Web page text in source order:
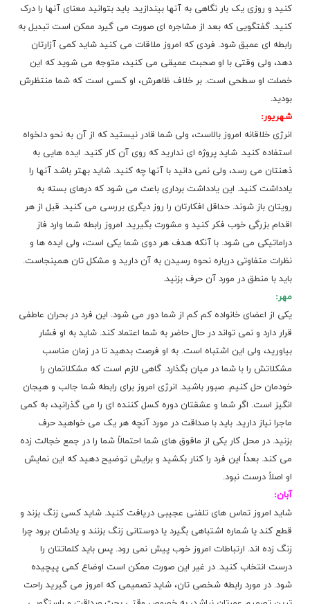
کنید و روزی یک بار نگاهی به آنها بیندازید. باید بتوانید معنای آنها را درک
کنید. گفتگویی که بعد از مشاجره ای صورت می گیرد ممکن است تبدیل به
رابطه ای عمیق شود. فردی که امروز ملاقات می کنید شاید کمی آزارتان
دهد، ولی وقتی با او صحبت عمیقی می کنید، متوجه می شوید که این
خصلت او سطحی است. بر خلاف ظاهرش، او کسی است که شما منتظرش
بودید.
شهریور:
انرژی خلاقانه امروز بالاست، ولی شما قادر نیستید که از آن به نحو دلخواه
استفاده کنید. شاید پروژه ای ندارید که روی آن کار کنید. ایده هایی به
ذهنتان می رسد، ولی نمی دانید با آنها چه کنید. شاید بهتر باشد آنها را
یادداشت کنید. این یادداشت برداری باعث می شود که درهای بسته به
رویتان باز شوند. حداقل افکارتان را روز دیگری بررسی می کنید. قبل از هر
اقدام بزرگی خوب فکر کنید و مشورت بگیرید. امروز رابطه شما وارد فاز
دراماتیکی می شود. با آنکه هدف هر دوی شما یکی است، ولی ایده ها و
نظرات متفاوتی درباره نحوه رسیدن به آن دارید و مشکل تان همینجاست.
باید با منطق در مورد آن حرف بزنید.
مهر:
یکی از اعضای خانواده کم کم از شما دور می شود. این فرد در بحران عاطفی
قرار دارد و نمی تواند در حال حاضر به شما اعتماد کند. شاید به او فشار
بیاورید، ولی این اشتباه است. به او فرصت بدهید تا در زمان مناسب
مشکلاتش را با شما در میان بگذارد. گاهی لازم است که مشکلاتمان را
خودمان حل کنیم. صبور باشید. انرژی امروز برای رابطه شما جالب و هیجان
انگیز است. اگر شما و عشقتان دوره کسل کننده ای را می گذرانید، به کمی
ماجرا نیاز دارید. باید با صداقت در مورد آنچه هر یک می خواهید حرف
بزنید. در محل کار یکی از مافوق های شما احتمالاً شما را در جمع خجالت زده
می کند. بعداً این فرد را کنار بکشید و برایش توضیح دهید که این نمایش
او اصلاً درست نبود.
آبان:
شاید امروز تماس های تلفنی عجیبی دریافت کنید. شاید کسی زنگ بزند و
قطع کند یا شماره اشتباهی بگیرد یا دوستانی زنگ بزنند و یادشان برود چرا
زنگ زده اند. ارتباطات امروز خوب پیش نمی رود. پس باید کلماتتان را
درست انتخاب کنید. در غیر این صورت ممکن است اوضاع کمی پیچیده
شود. در مورد رابطه شخصی تان، شاید تصمیمی که امروز می گیرید راحت